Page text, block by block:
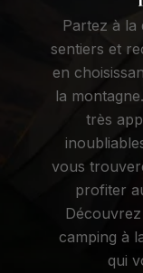
Partez à la
sentiers et
en
la
très
vous
profiter
camping à
qui